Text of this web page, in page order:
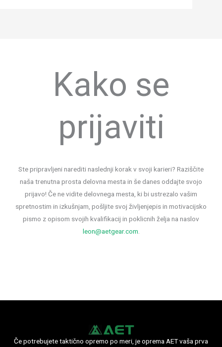
Kako se
prijaviti
Ste pripravljeni narediti naslednji korak v svoji karieri? Raziščite
naša trenutna prosta delovna mesta in še danes oddajte svojo
prijavo! Če ne vidite delovnega mesta, ki bi ustrezalo vašim
spretnostim in izkušnjam, pošljite svoj življenjepis in motivacijsko
pismo z opisom svojih kvalifikacij in poklicnih želja na naslov
leon@aetgear.com
Če potrebujete taktično opremo po meri, je oprema AET vaša prva